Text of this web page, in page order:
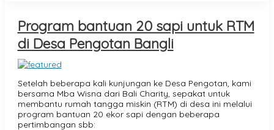
Program bantuan 20 sapi untuk RTM
di Desa Pengotan Bangli
Setelah beberapa kali kunjungan ke Desa Pengotan, kami
bersama Mba Wisna dari Bali Charity, sepakat untuk
membantu rumah tangga miskin (RTM) di desa ini melalui
program bantuan 20 ekor sapi dengan beberapa
pertimbangan sbb: